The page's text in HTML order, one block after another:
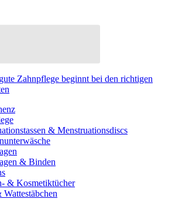
Zahnpflege beginnt bei den richtigen
& Menstruationsdiscs
& Binden
& Kosmetiktücher
Wattestäbchen